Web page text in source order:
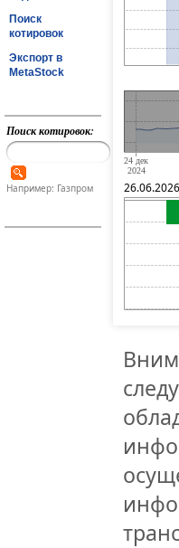
Поиск
котировок
Экспорт в
MetaStock
Поиск котировок:
Например: Газпром